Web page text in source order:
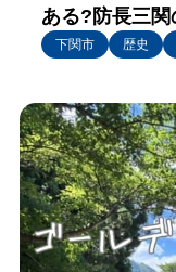
ある?防長三
下関市 歴史